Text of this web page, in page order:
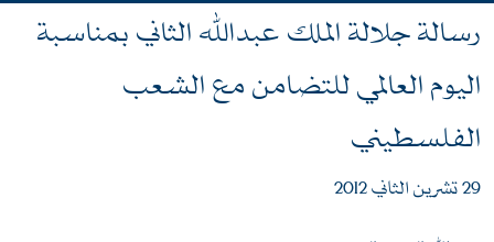
رسالة جلالة الملك عبدﷲ الثاني بمناسبة
اليوم العالمي للتضامن مع الشعب
الفلسطيني
29 تشرين الثاني 2012